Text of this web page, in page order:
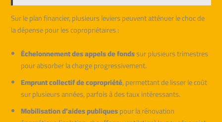
Sur le plan financier, plusieurs leviers peuvent atténuer le choc de
la dépense pour les copropriétaires :
Échelonnement des appels de fondssur plusieurs trimestres
pour absorber la charge progressivement.
Emprunt collectif de copropriété, permettant de lisser le coût
sur plusieurs années, parfois à des taux intéressants.
Mobilisation d’aides publiquespour la rénovation